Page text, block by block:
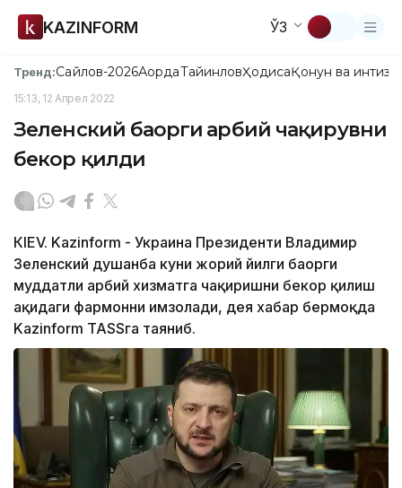
KAZINFORM ЎЗ
Тренд:Сайлов-2026АқордаТайинловҲодисаҚонун ва
15:13, 12 Апрел 2022
Зеленский баҳорги ҳарбий чақирувни
бекор қилди
КIEV. Kazinform - Украина Президенти Владимир
Зеленский душанба куни жорий йилги баҳорги
муддатли ҳарбий хизматга чақиришни бекор қилиш
ҳақидаги фармонни имзолади, дея хабар бермоқда
Kazinform ТАSSга таяниб.